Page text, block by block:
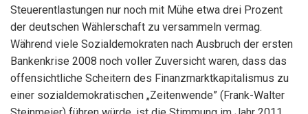
Steuerentlastungen nur noch mit Mühe etwa drei Prozent
der deutschen Wählerschaft zu versammeln vermag.
Während viele Sozialdemokraten nach Ausbruch der ersten
Bankenkrise 2008 noch voller Zuversicht waren, dass das
offensichtliche Scheitern des Finanzmarktkapitalismus zu
einer sozialdemokratischen „Zeitenwende” (Frank-Walter